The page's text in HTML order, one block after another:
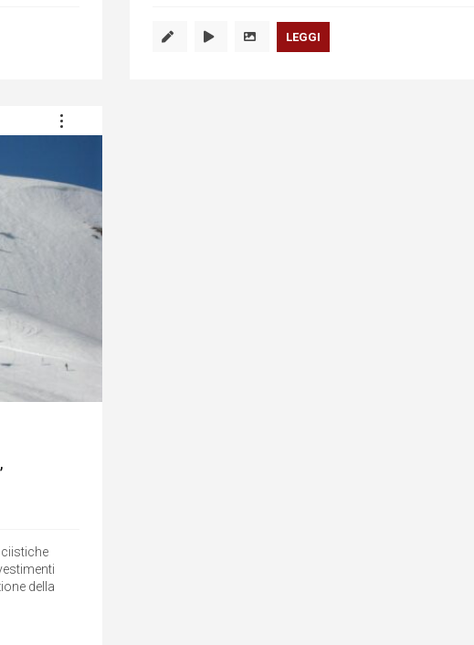
LEGGI
della